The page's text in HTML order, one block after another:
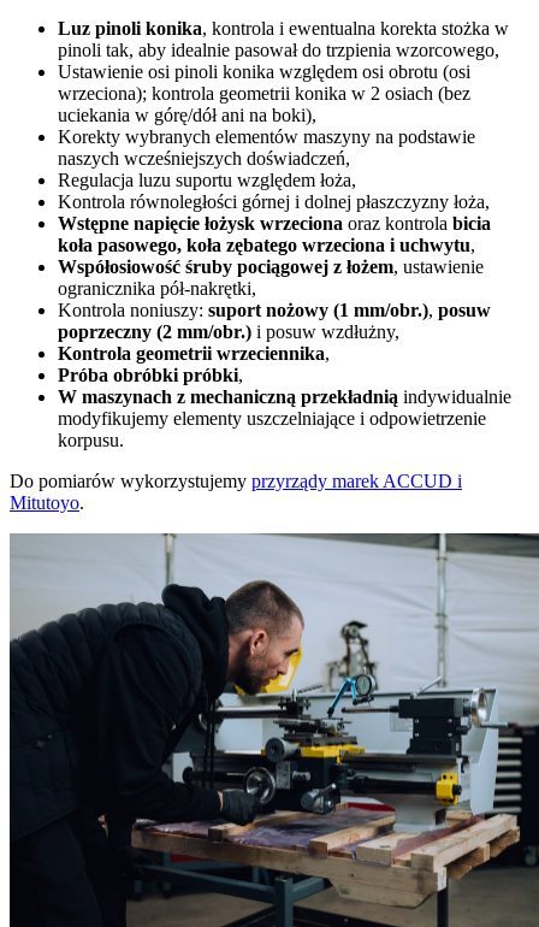
Luz pinoli konika, kontrola i ewentualna korekta stożka w
pinoli tak, aby idealnie pasował do trzpienia wzorcowego,
Ustawienie osi pinoli konika względem osi obrotu (osi
wrzeciona); kontrola geometrii konika w 2 osiach (bez
uciekania w górę/dół ani na boki),
Korekty wybranych elementów maszyny na podstawie
naszych wcześniejszych doświadczeń,
Regulacja luzu suportu względem łoża,
Kontrola równoległości górnej i dolnej płaszczyzny łoża,
Wstępne napięcie łożysk wrzeciona oraz kontrola bicia
koła pasowego, koła zębatego wrzeciona i uchwytu,
Współosiowość śruby pociągowej z łożem, ustawienie
ogranicznika pół-nakrętki,
Kontrola noniuszy: suport nożowy (1 mm/obr.), posuw
poprzeczny (2 mm/obr.) i posuw wzdłużny,
Kontrola geometrii wrzeciennika,
Próba obróbki próbki,
W maszynach z mechaniczną przekładnią indywidualnie
modyfikujemy elementy uszczelniające i odpowietrzenie
korpusu.
Do pomiarów wykorzystujemy przyrządy marek ACCUD i
Mitutoyo.